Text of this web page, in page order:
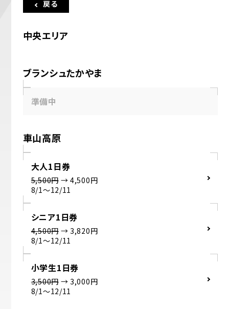
中央エリア
ブランシュたかやま
準備中
車山高原
大人1日券
5,500円→ 4,500円
8/1～12/11
シニア1日券
4,500円→ 3,820円
8/1～12/11
小学生1日券
3,500円→ 3,000円
8/1～12/11